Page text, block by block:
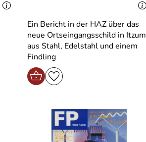
Ein Bericht in der HAZ über das
neue Ortseingangsschild in Itzum
aus Stahl, Edelstahl und einem
Findling